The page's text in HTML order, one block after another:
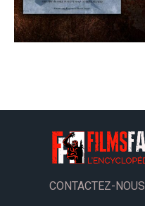
CONTACTEZ-NOUS